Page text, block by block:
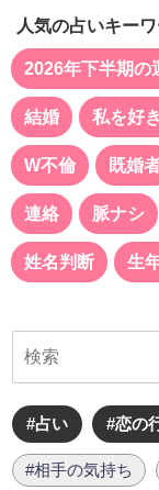
人気の占いキー
2026年下半期の
結婚 私を好
W不倫 既婚
連絡 脈ナシ
姓名判断 生
#占い #恋の
#相手の気持ち